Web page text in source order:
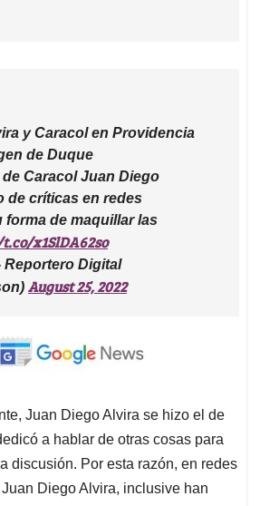
y Caracol en Providencia
de Duque
Caracol Juan Diego
de críticas en redes
forma de maquillar las
x1SlDA62so
Digital
August 25, 2022
Juan Diego Alvira se hizo el de
a hablar de otras cosas para
discusión. Por esta razón, en redes
Diego Alvira, inclusive han